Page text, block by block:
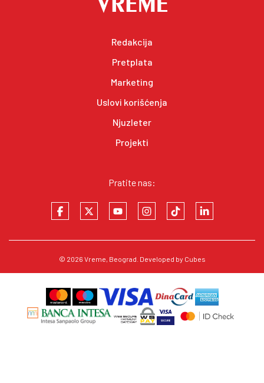
Redakcija
Pretplata
Marketing
Uslovi korišćenja
Njuzleter
Projekti
Pratite nas:
© 2026 Vreme, Beograd. Developed by Cubes